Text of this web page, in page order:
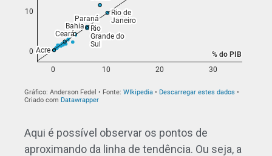
Aqui é possível observar os pontos de
aproximando da linha de tendência. Ou seja, a